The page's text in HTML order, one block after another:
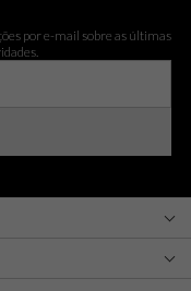
por e-mail sobre as últimas